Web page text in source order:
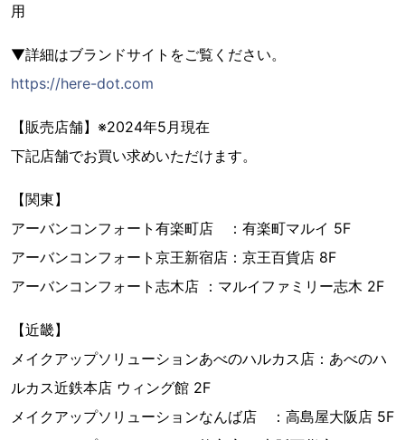
用
▼詳細はブランドサイトをご覧ください。
https://here-dot.com
【販売店舗】※2024年5月現在
下記店舗でお買い求めいただけます。
【関東】
アーバンコンフォート有楽町店 ：有楽町マルイ 5F
アーバンコンフォート京王新宿店：京王百貨店 8F
アーバンコンフォート志木店 ：マルイファミリー志木 2F
【近畿】
メイクアップソリューションあべのハルカス店：あべのハ
ルカス近鉄本店 ウィング館 2F
メイクアップソリューションなんば店 ：高島屋大阪店 5F